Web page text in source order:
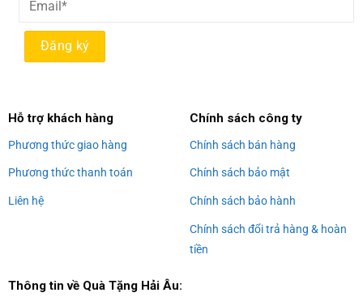
Hỗ trợ khách hàng
Phương thức giao hàng
Phương thức thanh toán
Liên hệ
Chính sách công ty
Chính sách bán hàng
Chính sách bảo mật
Chính sách bảo hành
Chính sách đổi trả hàng & hoàn
tiền
Thông tin về Quà Tặng Hải Âu: